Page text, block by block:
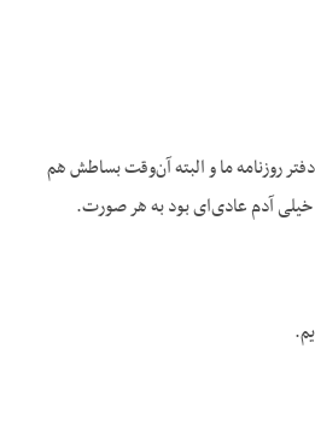
روزنامه ما و البته آن‌وقت بساطش هم
آدم عادی‌ای بود به هر صورت.